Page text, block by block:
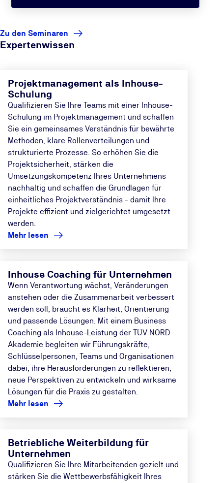
Zu den Seminaren
Expertenwissen
Projektmanagement als Inhouse-
Schulung
Qualifizieren Sie Ihre Teams mit einer Inhouse-
Schulung im Projektmanagement und schaffen
Sie ein gemeinsames Verständnis für bewährte
Methoden, klare Rollenverteilungen und
strukturierte Prozesse. So erhöhen Sie die
Projektsicherheit, stärken die
Umsetzungskompetenz Ihres Unternehmens
nachhaltig und schaffen die Grundlagen für
einheitliches Projektverständnis - damit Ihre
Projekte effizient und zielgerichtet umgesetzt
werden.
Mehr lesen
Inhouse Coaching für Unternehmen
Wenn Verantwortung wächst, Veränderungen
anstehen oder die Zusammenarbeit verbessert
werden soll, braucht es Klarheit, Orientierung
und passende Lösungen. Mit einem Business
Coaching als Inhouse-Leistung der TÜV NORD
Akademie begleiten wir Führungskräfte,
Schlüsselpersonen, Teams und Organisationen
dabei, ihre Herausforderungen zu reflektieren,
neue Perspektiven zu entwickeln und wirksame
Lösungen für die Praxis zu gestalten.
Mehr lesen
Betriebliche Weiterbildung für
Unternehmen
Qualifizieren Sie Ihre Mitarbeitenden gezielt und
stärken Sie die Wettbewerbsfähigkeit Ihres